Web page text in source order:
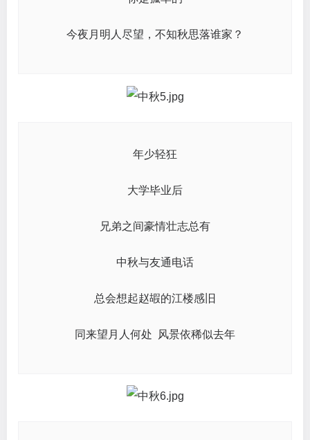
今夜月明人尽望，不知秋思落谁家？
年少轻狂
大学毕业后
兄弟之间豪情壮志总有
中秋与友通电话
总会想起赵嘏的江楼感旧
同来望月人何处 风景依稀似去年